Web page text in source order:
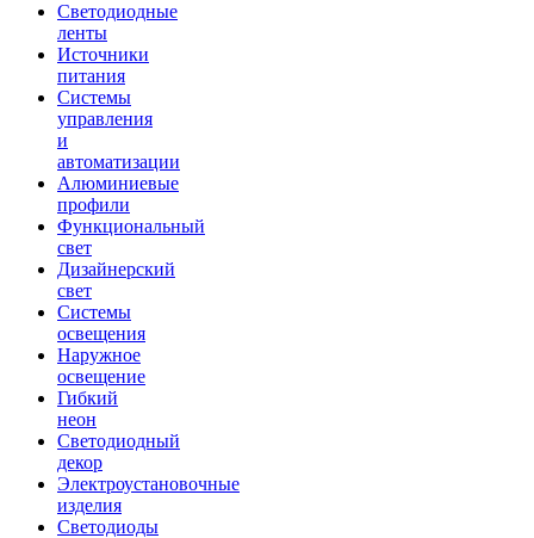
Светодиодные
ленты
Источники
питания
Системы
управления
и
автоматизации
Алюминиевые
профили
Функциональный
свет
Дизайнерский
свет
Системы
освещения
Наружное
освещение
Гибкий
неон
Светодиодный
декор
Электроустановочные
изделия
Светодиоды